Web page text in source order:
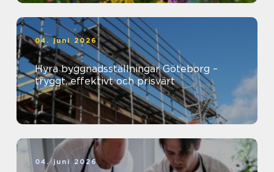
04. juni 2026
Hyra byggnadsställningar Göteborg –
tryggt, effektivt och prisvärt
04. juni 2026